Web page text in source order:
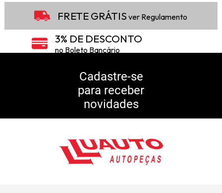
FRETE GRÁTIS ver Regulamento
3% DE DESCONTO
no Boleto Bancário
5% DE DESCONTO
10% DE CASHBACK
Consulte Regulamento
Cadastre-se
para receber
novidades